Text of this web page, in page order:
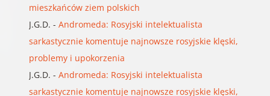
mieszkańców ziem polskich
J.G.D. - Andromeda: Rosyjski intelektualista
sarkastycznie komentuje najnowsze rosyjskie klęski,
problemy i upokorzenia
J.G.D. - Andromeda: Rosyjski intelektualista
sarkastycznie komentuje najnowsze rosyjskie klęski,